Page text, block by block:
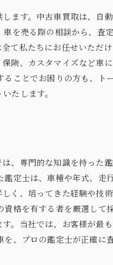
ます。中古車買取は、自
を売る際の相談から、査
て私たちにお任せいただ
険、カスタマイズなど車
ことでお困りの方も、ト
たします。
、専門的な知識を持った
定士は、車種や年式、走
く、培ってきた経験や技
格を有する者を厳選して
。当社では、お客様が最
、プロの鑑定士が正確に